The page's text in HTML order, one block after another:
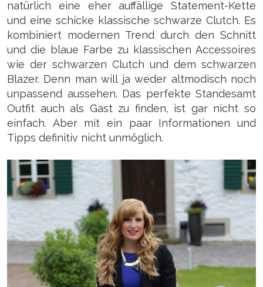
natürlich eine eher auffällige Statement-Kette
und eine schicke klassische schwarze Clutch. Es
kombiniert modernen Trend durch den Schnitt
und die blaue Farbe zu klassischen Accessoires
wie der schwarzen Clutch und dem schwarzen
Blazer. Denn man will ja weder altmodisch noch
unpassend aussehen. Das perfekte Standesamt
Outfit auch als Gast zu finden, ist gar nicht so
einfach. Aber mit ein paar Informationen und
Tipps definitiv nicht unmöglich.